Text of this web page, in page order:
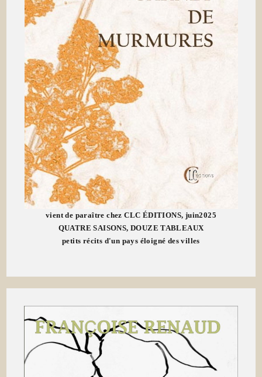
vient de paraître chez CLC ÉDITIONS, juin2025
QUATRE SAISONS, DOUZE TABLEAUX
petits récits d'un pays éloigné des villes